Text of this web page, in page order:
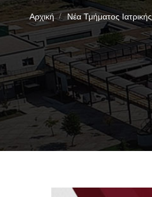
Αρχική Νέα Τμήματος Ιατρικής